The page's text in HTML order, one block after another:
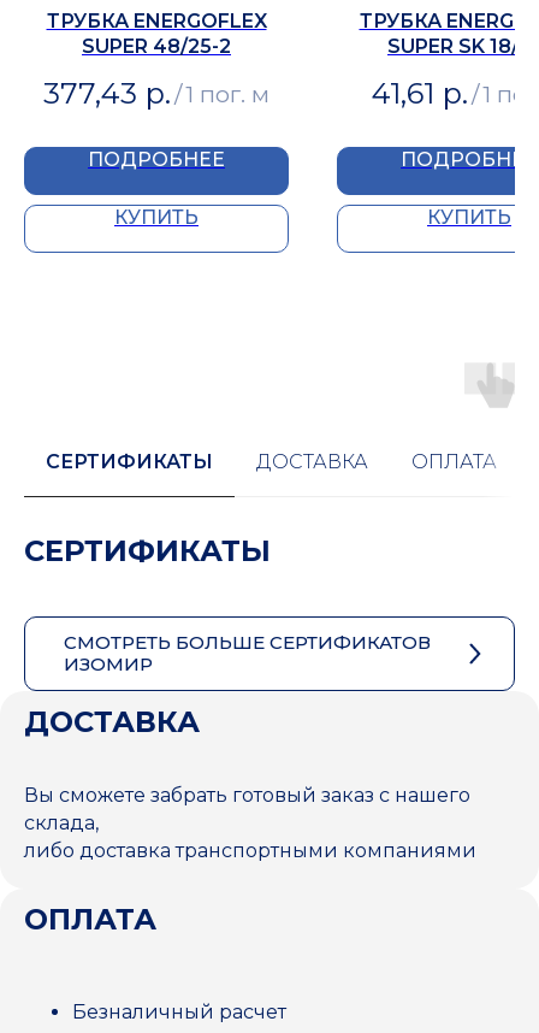
ТРУБКА ENERGOFLEX
SUPER 48/25-2
377,43 р./1 пог. м
ПОДРОБНЕЕ
КУПИТЬ
ТРУБКА
SUPER SK 18/
41,61 р./1
ПОДРОБНЕЕ
КУПИТЬ
СЕРТИФИКАТЫ ДОСТАВКА ОПЛАТА
СЕРТИФИКАТЫ
СМОТРЕТЬ БОЛЬШЕ СЕРТИФИКАТОВ
ИЗОМИР
ДОСТАВКА
Вы сможете забрать готовый заказ с нашего
склада,
либо доставка транспортными компаниями
ОПЛАТА
Безналичный расчет